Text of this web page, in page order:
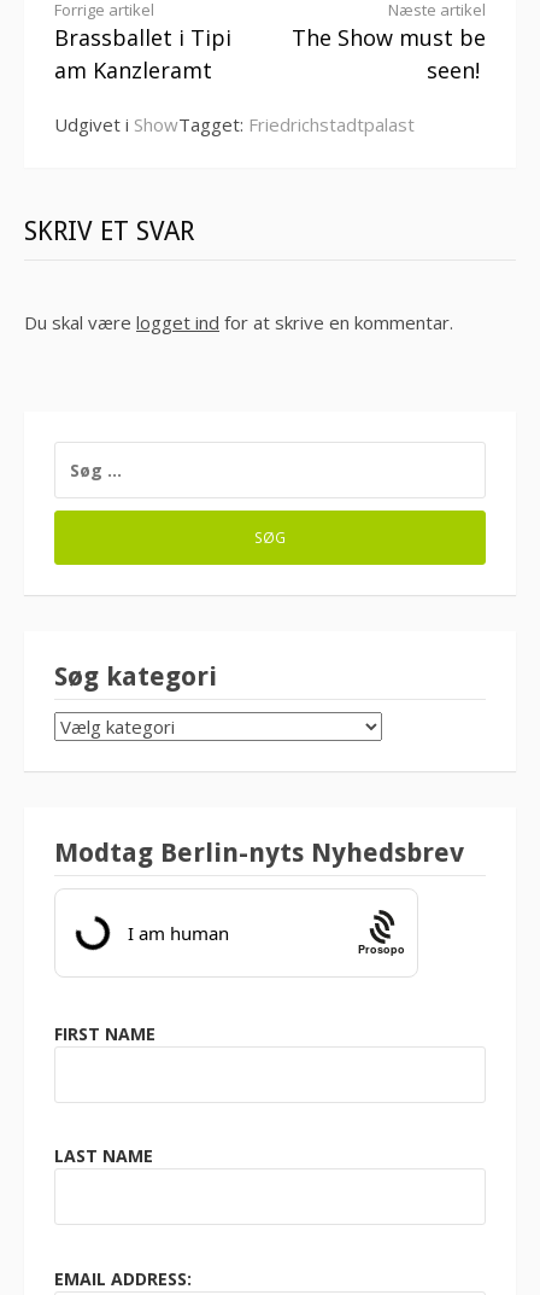
Læs
videre
Forrige artikel
Brassballet i Tipi
am Kanzleramt
Næste artikel
The Show must be
seen!
Udgivet i ShowTagget: Friedrichstadtpalast
SKRIV ET SVAR
Du skal være logget ind for at skrive en kommentar.
EFTER:
Søg kategori
SØG
KATEGORI
Modtag Berlin-nyts Nyhedsbrev
Prosopo
FIRST NAME
LAST NAME
EMAIL ADDRESS: